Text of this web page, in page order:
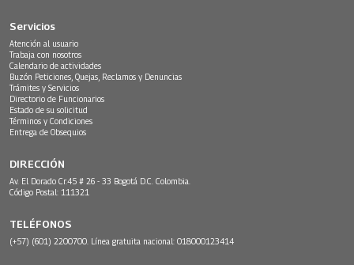
Servicios
Atención al usuario
Trabaja con nosotros
Calendario de actividades
Buzón Peticiones, Quejas, Reclamos y Denuncias
Trámites y Servicios
Directorio de Funcionarios
Estado de su solicitud
Términos y Condiciones
Entrega de Obsequios
DIRECCIÓN
Av. El Dorado Cr.45 # 26 - 33 Bogotá D.C. Colombia.
Código Postal: 111321
TELÉFONOS
(+57) (601) 2200700. Línea gratuita nacional: 018000123414